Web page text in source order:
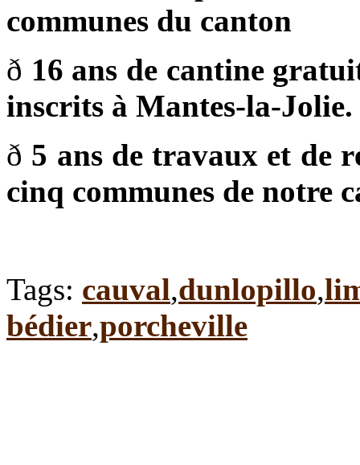
communes du canton
ð 16 ans de cantine
inscrits à Mantes-la-Jolie.
ð 5 ans de travaux et de
cinq communes de notre
Tags: cauval,dunlopillo,
bédier,porcheville